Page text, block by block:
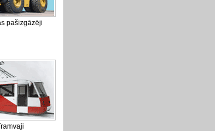
pašizgāzēji